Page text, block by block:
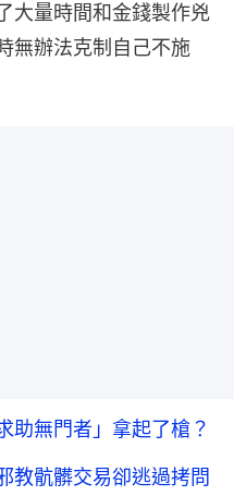
大量時間和金錢製作兇
無辦法克制自己不施
助無門者」拿起了槍？
教骯髒交易卻逃過拷問